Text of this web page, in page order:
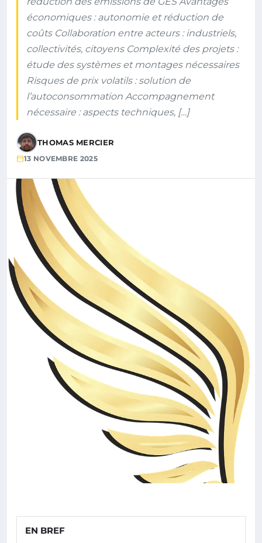
économiques : autonomie et réduction de
coûts Collaboration entre acteurs : industriels,
collectivités, citoyens Complexité des projets :
étude des systèmes et montages nécessaires
Risques de prix volatils : solution de
l’autoconsommation Accompagnement
nécessaire : aspects techniques, […]
THOMAS MERCIER
13 NOVEMBRE 2025
EN BREF